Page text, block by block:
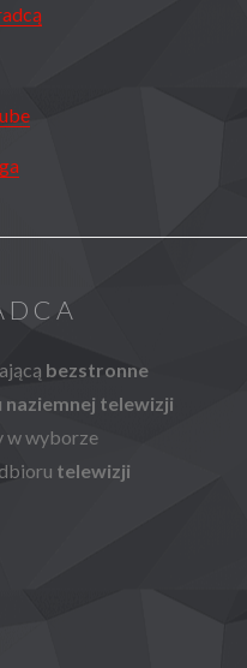
bezstronne
naziemnej telewizji
w wyborze
telewizji